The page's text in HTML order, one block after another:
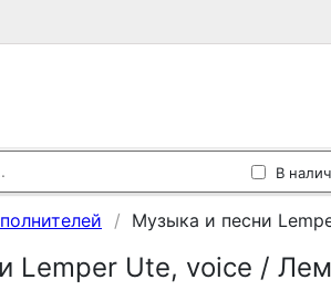
В
Музыка и песни
Lemper Ute, voice /